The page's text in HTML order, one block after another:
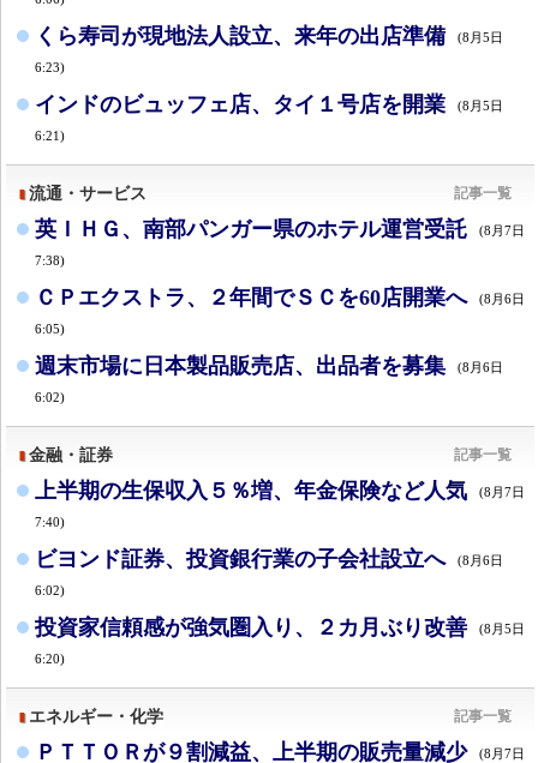
くら寿司が現地法人設立、来年の出店準備 (8月5日
6:23)
インドのビュッフェ店、タイ１号店を開業 (8月5日
6:21)
流通・サービス 記事一覧
英ＩＨＧ、南部パンガー県のホテル運営受託 (8月7日
7:38)
ＣＰエクストラ、２年間でＳＣを60店開業へ (8月6日
6:05)
週末市場に日本製品販売店、出品者を募集 (8月6日
6:02)
金融・証券 記事一覧
上半期の生保収入５％増、年金保険など人気 (8月7日
7:40)
ビヨンド証券、投資銀行業の子会社設立へ (8月6日
6:02)
投資家信頼感が強気圏入り、２カ月ぶり改善 (8月5日
6:20)
エネルギー・化学 記事一覧
ＰＴＴＯＲが９割減益、上半期の販売量減少 (8月7日